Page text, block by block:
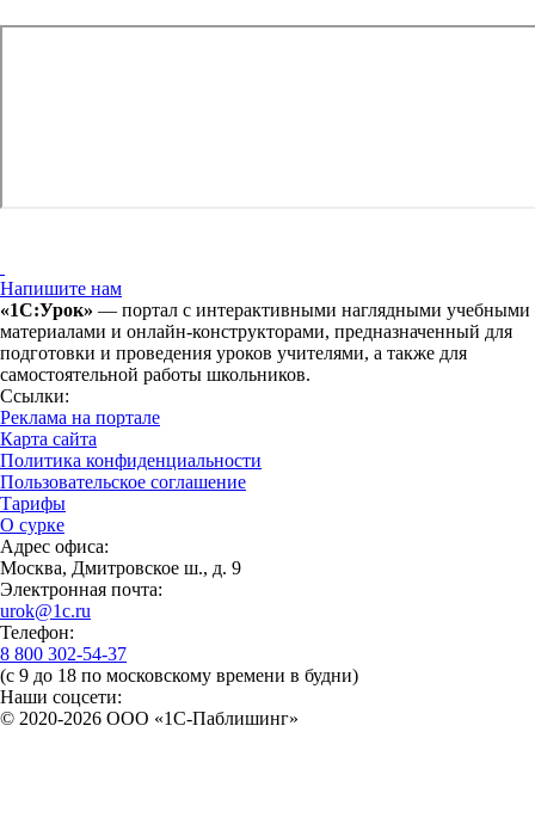
Напишите нам
«1С:Урок» — портал с интерактивными наглядными учебными
материалами и онлайн-конструкторами, предназначенный для
подготовки и проведения уроков учителями, а также для
самостоятельной работы школьников.
Ссылки:
Реклама на портале
Карта сайта
Политика конфиденциальности
Пользовательское соглашение
Тарифы
О сурке
Адрес офиса:
Москва, Дмитровское ш., д. 9
Электронная почта:
urok@1c.ru
Телефон:
8 800 302-54-37
(с 9 до 18 по московскому времени в будни)
Наши соцсети:
© 2020-2026 OOO «1С-Паблишинг»